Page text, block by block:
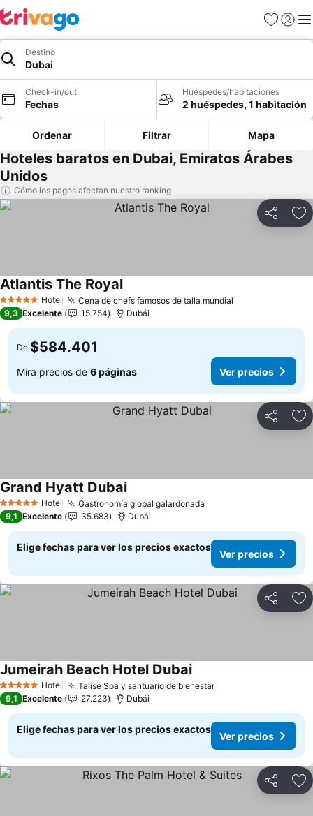
Favoritos
Iniciar
Destino
Dubai
Check-in/out
Fechas
Huéspedes/habitaciones
2 huéspedes, 1 habitación
Ordenar Filtrar Mapa
Hoteles baratos en Dubai, Emiratos Árabes
Unidos
Cómo los pagos afectan nuestro ranking
Compartir
5 Estrellas Hotel Cena de chefs famosos de talla mundial
Atlantis The Royal
9,3 Excelente 15.754 Dubái
De $584.401
Mira precios de 6 páginas Ver precios
Compartir
5 Estrellas Hotel Gastronomía global galardonada
Grand Hyatt Dubai
9,1 Excelente 35.683 Dubái
Elige fechas para ver los precios exactos
Ver precios
Compartir
5 Estrellas Hotel Talise Spa y santuario de bienestar
Jumeirah Beach Hotel Dubai
9,1 Excelente 27.223 Dubái
Elige fechas para ver los precios exactos
Ver precios
Compartir